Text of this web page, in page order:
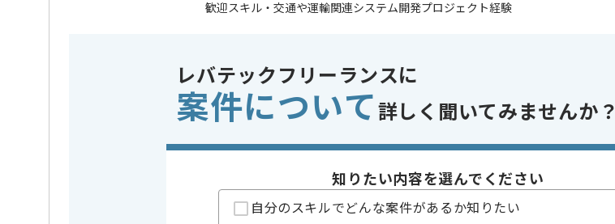
歓迎スキル ・交通や運輸関連システム開発プロジェクト経験
この案件のポイント 業務内容
システム開発
特徴
20代活躍中 , 30代活躍中
15日
レバテックフリーランスに
案件について 詳しく聞いてみませんか？
知りたい内容を選んでください
自分のスキルでどんな案件があるか知りたい